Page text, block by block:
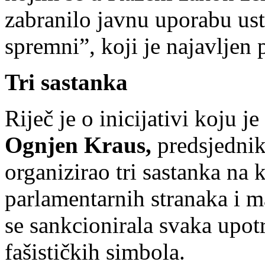
zabranilo javnu uporabu
spremni”, koji je najavljen
Tri sastanka
Riječ je o inicijativi koju je
Ognjen Kraus,
organizirao tri sastanka na
parlamentarnih stranaka i
se sankcionirala svaka
fašističkih simbola.